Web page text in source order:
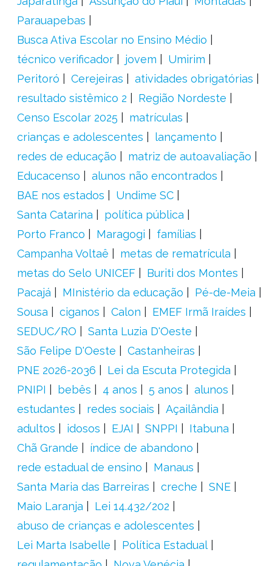
Parauapebas
Busca Ativa Escolar no Ensino Médio
técnico verificador
jovem
Umirim
Peritoró
Cerejeiras
atividades obrigatórias
resultado sistêmico 2
Região Nordeste
Censo Escolar 2025
matrículas
crianças e adolescentes
lançamento
redes de educação
matriz de autoavaliação
Educacenso
alunos não encontrados
BAE nos estados
Undime SC
Santa Catarina
política pública
Porto Franco
Maragogi
famílias
Campanha Voltaê
metas de rematrícula
metas do Selo UNICEF
Buriti dos Montes
Pacajá
MInistério da educação
Pé-de-Meia
Sousa
ciganos Calon
EMEF Irmã Iraídes
SEDUC/RO
Santa Luzia D'Oeste
São Felipe D'Oeste
Castanheiras
PNE 2026-2036
Lei da Escuta Protegida
PNIPI
bebês 4 anos 5 anos
alunos
estudantes
redes sociais
Açailândia
adultos
idosos EJAI SNPPI
Itabuna
Chã Grande
índice de abandono
rede estadual de ensino
Manaus
Santa Maria das Barreiras
creche
SNE
Maio Laranja
Lei 14.432/202
abuso de crianças e adolescentes
Lei Marta Isabelle
Política Estadual